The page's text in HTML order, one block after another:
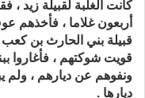
كانت الغلبة لقبيلة زيد ،
أربعون غلاما ، فأخذهم
قبيلة بني الحارث بن كعب
قويت شوكتهم ، فأغاروا
ونفوهم عن ديارهم ، ولم
ديارها .